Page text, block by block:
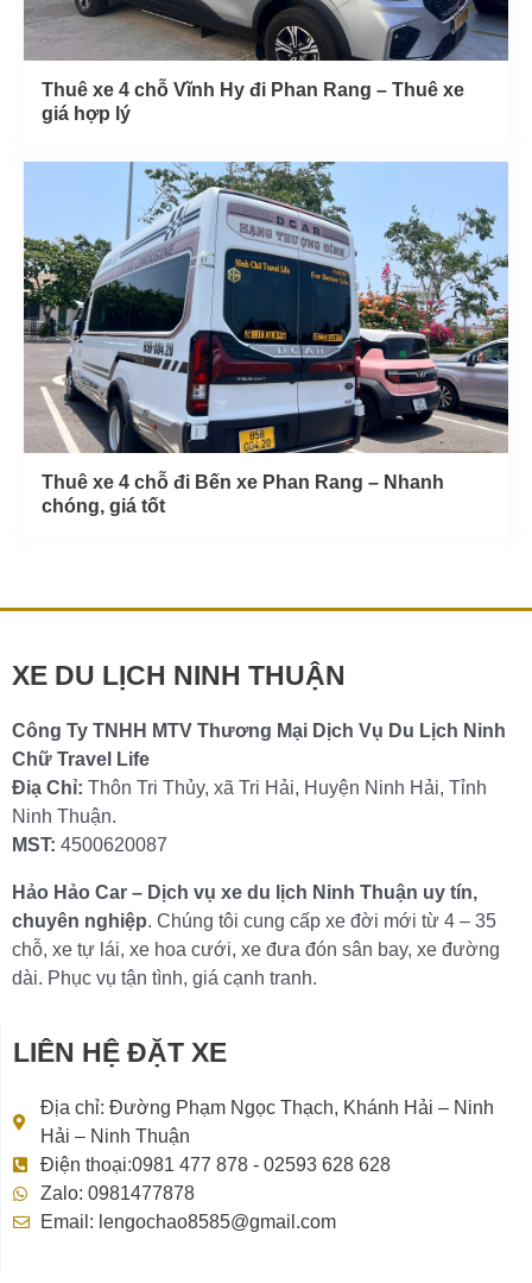
Thuê xe 4 chỗ Vĩnh Hy đi Phan Rang – Thuê xe
giá hợp lý
Thuê xe 4 chỗ đi Bến xe Phan Rang – Nhanh
chóng, giá tốt
XE DU LỊCH NINH THUẬN
Công Ty TNHH MTV Thương Mại Dịch Vụ Du Lịch Ninh
Chữ Travel Life
Điạ Chỉ: Thôn Tri Thủy, xã Tri Hải, Huyện Ninh Hải, Tỉnh
Ninh Thuận.
MST: 4500620087
Hảo Hảo Car – Dịch vụ xe du lịch Ninh Thuận uy tín,
chuyên nghiệp. Chúng tôi cung cấp xe đời mới từ 4 – 35
chỗ, xe tự lái, xe hoa cưới, xe đưa đón sân bay, xe đường
dài. Phục vụ tận tình, giá cạnh tranh.
LIÊN HỆ ĐẶT XE
Địa chỉ: Đường Phạm Ngọc Thạch, Khánh Hải – Ninh
Hải – Ninh Thuận
Điện thoại:0981 477 878 - 02593 628 628
Zalo: 0981477878
Email: lengochao8585@gmail.com